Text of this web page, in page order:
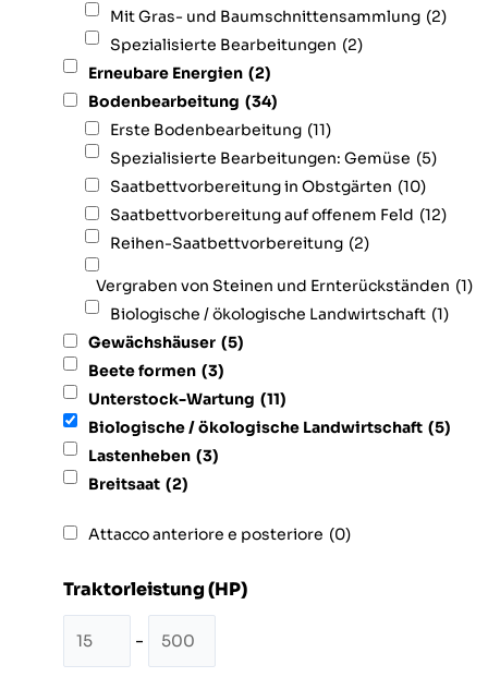
Mit Gras- und Baumschnittensammlung (2)
Spezialisierte Bearbeitungen (2)
Erneubare Energien (2)
Bodenbearbeitung (34)
Erste Bodenbearbeitung (11)
Spezialisierte Bearbeitungen: Gemüse (5)
Saatbettvorbereitung in Obstgärten (10)
Saatbettvorbereitung auf offenem Feld (12)
Reihen-Saatbettvorbereitung (2)
Vergraben von Steinen und Ernterückständen (1)
Biologische / ökologische Landwirtschaft (1)
Gewächshäuser (5)
Beete formen (3)
Unterstock-Wartung (11)
Biologische / ökologische Landwirtschaft (5)
Lastenheben (3)
Breitsaat (2)
Attacco anteriore e posteriore (0)
Traktorleistung (HP)
-